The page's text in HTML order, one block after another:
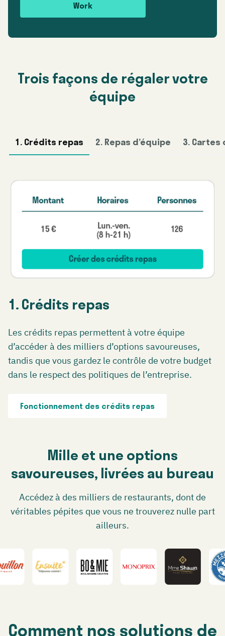
Work
Trois façons de régaler votre
équipe
1. Crédits repas 2. Repas d’équipe 3. Cartes
1. Crédits repas
Les crédits repas permettent à votre équipe
d’accéder à des milliers d’options savoureuses,
tandis que vous gardez le contrôle de votre budget
dans le respect des politiques de l’entreprise.
Fonctionnement des crédits repas
Mille et une options
savoureuses, livrées au bureau
Accédez à des milliers de restaurants, dont de
véritables pépites que vous ne trouverez nulle part
ailleurs.
Comment nos solutions de